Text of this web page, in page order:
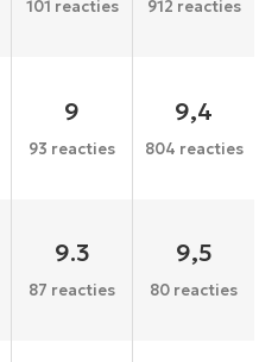
101 reacties 912 reacties
9
93 reacties
9,4
804 reacties
9.3
87 reacties
9,5
80 reacties